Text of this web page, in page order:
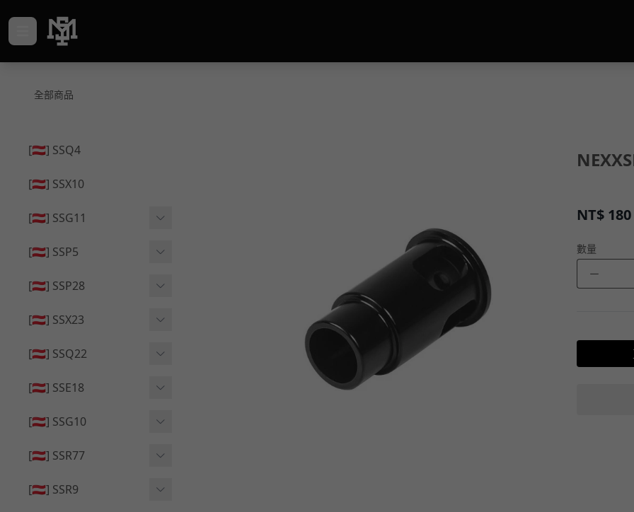
全部商品
[🇦🇹] SSQ4
[🇦🇹] SSX10
[🇦🇹] SSG11
🔄 原廠 ⧸ 零件
[🇦🇹] SSP5
🔄 原廠 ⧸ 零件
[🇦🇹] SSP28
🔄 原廠 ⧸ 零件
[🇦🇹] SSX23
🟦 主體 ⧸ 彈匣
[🇦🇹] SSQ22
🟦 主體 ⧸ 彈匣
[🇦🇹] SSE18
👁️‍🗨️ 外觀 ⧸ 色彩
[🇦🇹] SSG10
🟦 主體 ⧸ 彈匣
[🇦🇹] SSR77
🟦 主體 ⧸ 彈匣
[🇦🇹] SSR9
NT$ 180
數量
－